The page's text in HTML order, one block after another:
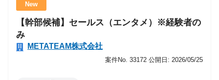
マネジメント力が身に付きます！ ２．大手企業の役
員・DX事業責任者クラスとの商談機会が多く、「価値
ある仕事」を自ら生み出す面白さがあります！ ３．少
数精鋭チームを牽引いただくなかで、キャリアの選択
New
【幹部候補】セールス（エンタメ）※経験者の
み
METATEAM株式会社
案件No. 33172 公開日: 2026/05/25